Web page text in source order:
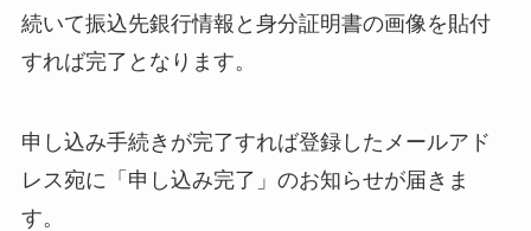
続いて振込先銀行情報と身分証明書の画像を貼付
すれば完了となります。
申し込み手続きが完了すれば登録したメールアド
レス宛に「申し込み完了」のお知らせが届きま
す。